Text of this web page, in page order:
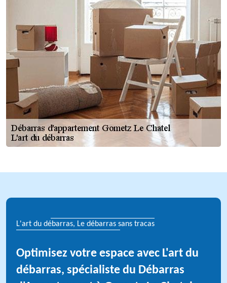
L'art du débarras, Le débarras sans tracas
Optimisez votre espace avec L'art du
débarras, spécialiste du Débarras